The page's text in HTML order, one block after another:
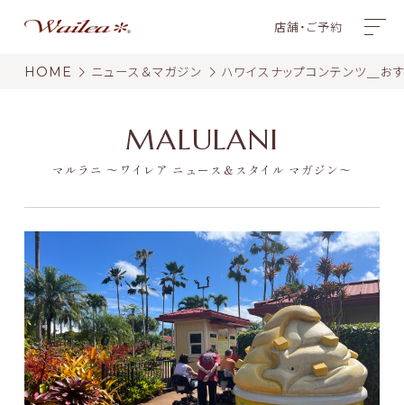
店舗・ご予約
HOME ニュース＆マガジン ハワイスナップコンテンツ＿お
MALULANI
マルラニ 〜ワイレア ニュース＆スタイル マガジン〜